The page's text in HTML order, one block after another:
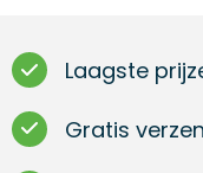
Laagste
Gratis